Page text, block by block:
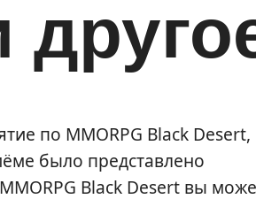
по MMORPG Black Desert,
было представлено
Black Desert вы